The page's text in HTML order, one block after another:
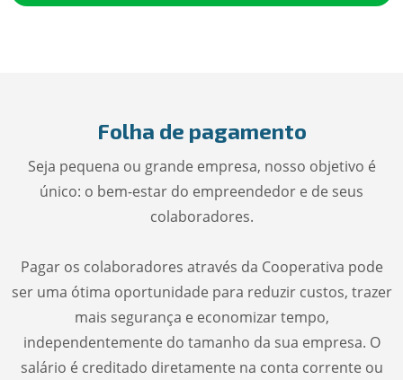
Folha de pagamento
Seja pequena ou grande empresa, nosso objetivo é
único: o bem-estar do empreendedor e de seus
colaboradores.
Pagar os colaboradores através da Cooperativa pode
ser uma ótima oportunidade para reduzir custos, trazer
mais segurança e economizar tempo,
independentemente do tamanho da sua empresa. O
salário é creditado diretamente na conta corrente ou